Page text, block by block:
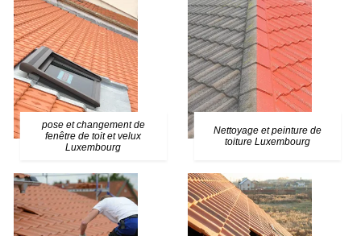
pose et changement de
fenêtre de toit et velux
Luxembourg
Nettoyage et peinture de
toiture Luxembourg